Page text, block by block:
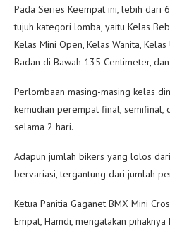
Pada Series Keempat ini, lebih dari
tujuh kategori lomba, yaitu Kelas
Kelas Mini Open, Kelas Wanita,
Badan di Bawah 135 Centimeter,
Perlombaan masing-masing kelas
kemudian perempat final, semifinal,
selama 2 hari.
Adapun jumlah bikers yang lolos
bervariasi, tergantung dari jumlah
Ketua Panitia Gaganet BMX Mini
Empat, Hamdi, mengatakan